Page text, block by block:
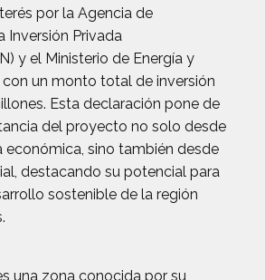
por la Agencia de
Inversión Privada
y el Ministerio de Energía y
con un monto total de inversión
Esta declaración pone de
del proyecto no solo desde
económica, sino también desde
destacando su potencial para
sostenible de la región
una zona conocida por su